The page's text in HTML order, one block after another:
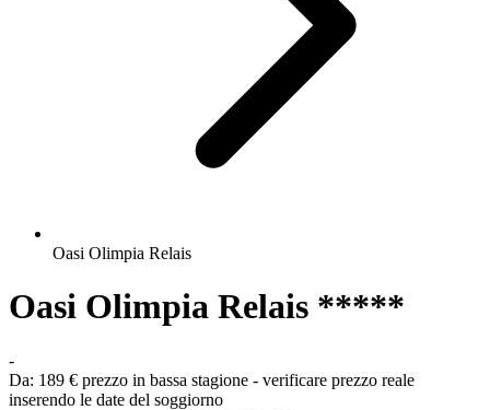
Oasi Olimpia Relais
Oasi Olimpia Relais *****
-
Da: 189 € prezzo in bassa stagione - verificare prezzo reale
inserendo le date del soggiorno